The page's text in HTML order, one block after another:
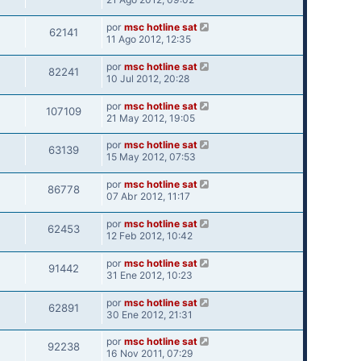
62141 por msc hotline sat
11 Ago 2012, 12:35
82241 por msc hotline sat
10 Jul 2012, 20:28
107109 por msc hotline sat
21 May 2012, 19:05
63139 por msc hotline sat
15 May 2012, 07:53
86778 por msc hotline sat
07 Abr 2012, 11:17
62453 por msc hotline sat
12 Feb 2012, 10:42
91442 por msc hotline sat
31 Ene 2012, 10:23
62891 por msc hotline sat
30 Ene 2012, 21:31
92238 por msc hotline sat
16 Nov 2011, 07:29